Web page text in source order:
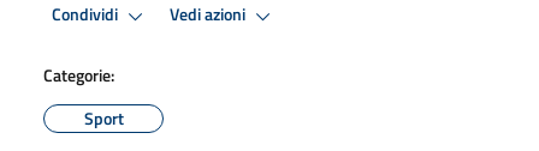
Condividi Vedi azioni
Categorie:
Sport